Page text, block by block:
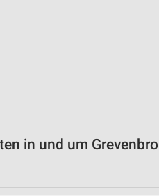
in und um